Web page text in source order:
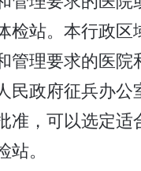
检站。本行政区
管理要求的医院
民政府征兵办公
准，可以选定适
。